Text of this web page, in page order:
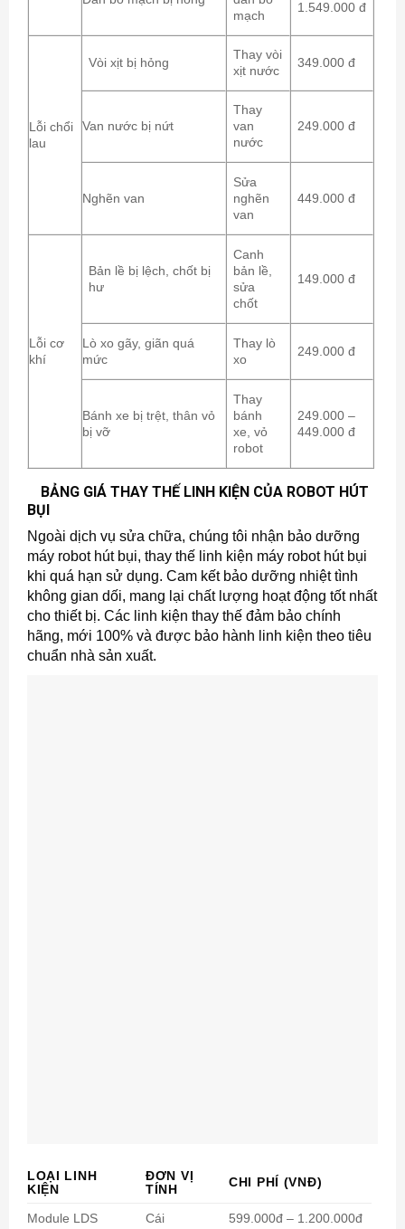
mạch
1.549.000 đ
Lỗi chổi
lau
Vòi xịt bị hỏng
Thay vòi
xịt nước
349.000 đ
Van nước bị nứt
Thay
van
nước
249.000 đ
Nghẽn van
Sửa
nghẽn
van
449.000 đ
Lỗi cơ
khí
Bản lề bị lệch, chốt bị
hư
Canh
bản lề,
sửa
chốt
149.000 đ
Lò xo gãy, giãn quá
mức
Thay lò
xo
249.000 đ
Bánh xe bị trệt, thân vỏ
bị vỡ
Thay
bánh
xe, vỏ
robot
249.000 –
449.000 đ
BẢNG GIÁ THAY THẾ LINH KIỆN CỦA ROBOT HÚT
BỤI
Ngoài dịch vụ sửa chữa, chúng tôi nhận bảo dưỡng
máy robot hút bụi, thay thế linh kiện máy robot hút bụi
khi quá hạn sử dụng. Cam kết bảo dưỡng nhiệt tình
không gian dối, mang lại chất lượng hoạt động tốt nhất
cho thiết bị. Các linh kiện thay thế đảm bảo chính
hãng, mới 100% và được bảo hành linh kiện theo tiêu
chuẩn nhà sản xuất.
LOẠI LINH
KIỆN
ĐƠN VỊ
TÍNH
CHI PHÍ (VNĐ)
Module LDS Cái 599.000đ – 1.200.000đ